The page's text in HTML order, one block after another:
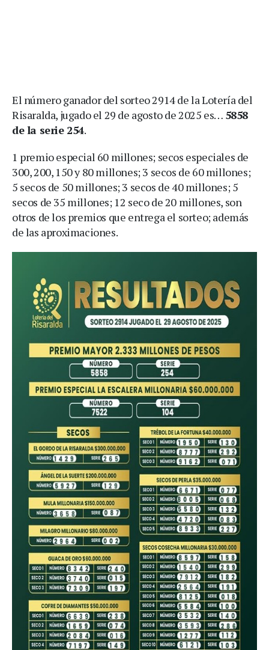
El número ganador del sorteo 2914 de la Lotería del
Risaralda, jugado el 29 de agosto de 2025 es… 5858
de la serie 254.
1 premio especial 60 millones; secos especiales de
300, 200, 150 y 80 millones; 3 secos de 60 millones;
5 secos de 50 millones; 3 secos de 40 millones; 5
secos de 35 millones; 12 seco de 20 millones, son
otros de los premios que entrega el sorteo; además
de las aproximaciones.